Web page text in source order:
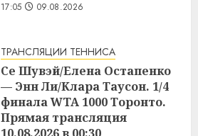
17:05 09.08.2026
ТРАНСЛЯЦИИ ТЕННИСА
Се Шувэй/Елена Остапенко
— Энн Ли/Клара Таусон. 1/4
финала WTA 1000 Торонто.
Прямая трансляция